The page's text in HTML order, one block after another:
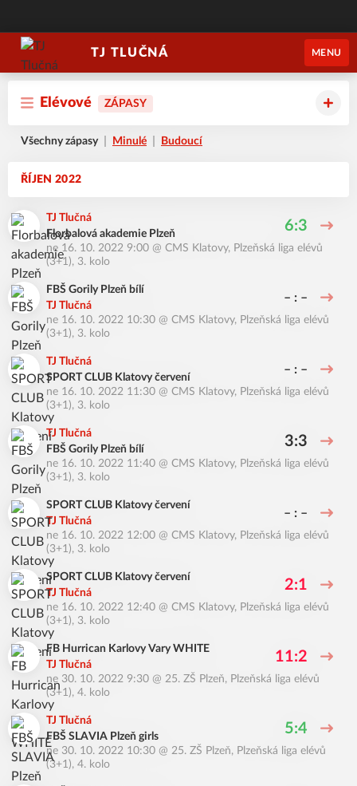
TJ TLUČNÁ MENU
Elévové ZÁPASY
Všechny zápasy Minulé Budoucí
ŘÍJEN 2022
TJ Tlučná
Florbalová akademie Plzeň
6:3
ne 16. 10. 2022 9:00 @ CMS Klatovy, Plzeňská liga elévů
(3+1), 3. kolo
FBŠ Gorily Plzeň bílí
TJ Tlučná
– : –
ne 16. 10. 2022 10:30 @ CMS Klatovy, Plzeňská liga elévů
(3+1), 3. kolo
TJ Tlučná
SPORT CLUB Klatovy červení
– : –
ne 16. 10. 2022 11:30 @ CMS Klatovy, Plzeňská liga elévů
(3+1), 3. kolo
TJ Tlučná
FBŠ Gorily Plzeň bílí
3:3
ne 16. 10. 2022 11:40 @ CMS Klatovy, Plzeňská liga elévů
(3+1), 3. kolo
SPORT CLUB Klatovy červení
TJ Tlučná
– : –
ne 16. 10. 2022 12:00 @ CMS Klatovy, Plzeňská liga elévů
(3+1), 3. kolo
SPORT CLUB Klatovy červení
TJ Tlučná
2:1
ne 16. 10. 2022 12:40 @ CMS Klatovy, Plzeňská liga elévů
(3+1), 3. kolo
FB Hurrican Karlovy Vary WHITE
TJ Tlučná
11:2
ne 30. 10. 2022 9:30 @ 25. ZŠ Plzeň, Plzeňská liga elévů
(3+1), 4. kolo
TJ Tlučná
FBŠ SLAVIA Plzeň girls
5:4
ne 30. 10. 2022 10:30 @ 25. ZŠ Plzeň, Plzeňská liga elévů
(3+1), 4. kolo